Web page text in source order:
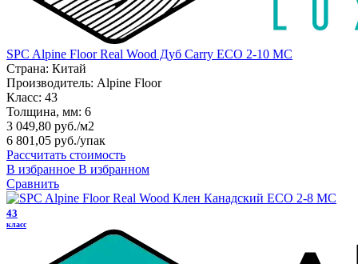
SPC Alpine Floor Real Wood Дуб Carry ЕСО 2-10 MC
Страна: Китай
Производитель: Alpine Floor
Класс: 43
Толщина, мм: 6
3 049,80 руб./м2
6 801,05 руб./упак
Рассчитать стоимость
В избранное В избранном
Сравнить
43
класс